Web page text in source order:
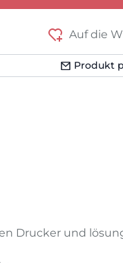
Auf die
Produkt
Drucker und